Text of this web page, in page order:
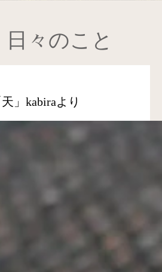
日々のこと
」kabiraより